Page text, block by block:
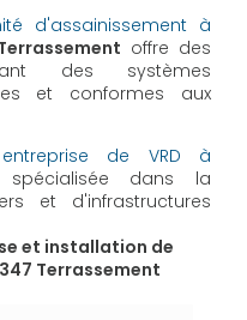
d'assainissement à
offre des
des systèmes
et conformes aux
entreprise de VRD à
dans la
et d'infrastructures
et installation de
Terrassement